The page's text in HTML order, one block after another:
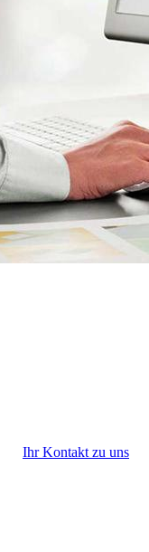
Ihr Kontakt zu uns